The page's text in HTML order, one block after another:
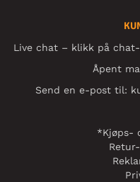
Live chat – klikk på
Åpent
Send en e-post til:
*Kjøps-